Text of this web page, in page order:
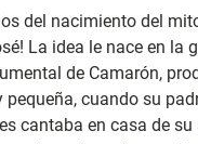
del nacimiento del
La idea le nace en la
de Camarón,
pequeña, cuando su
cantaba en casa de